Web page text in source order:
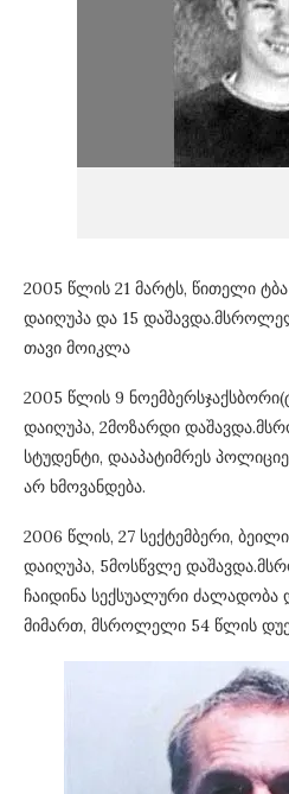
2005 წლის 21 მარტს, წითელი ტბა
დაიღუპა და 15
თავი მოიკლა
2005 წლის 9
დაიღუპა, 2მოზარდი
სტუდენტი, დააპატიმრეს
არ ხმოვანდება.
2006 წლის, 27 სექტემბერი,
დაიღუპა, 5მოსწვლე
ჩაიდინა სექსუალური
მიმართ, მსროლელი 54 წლის